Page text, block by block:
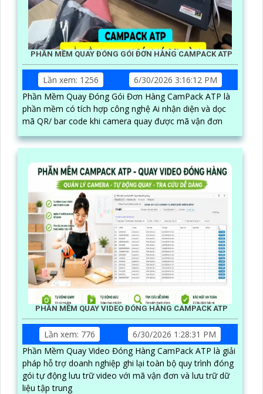
PHẦN MỀM QUAY ĐÓNG GÓI ĐƠN HÀNG CAMPACK ATP
Lần xem: 1256
6/30/2026 3:16:12 PM
Phần Mềm Quay Đóng Gói Đơn Hàng CamPack ATP là
phần mềm có tích hợp công nghệ Ai nhận diện và dọc
mã QR/ bar code khi camera quay được mã vận đơn
PHẦN MỀM QUAY VIDEO ĐÓNG HÀNG CAMPACK ATP
Lần xem: 776
6/30/2026 1:28:31 PM
Phần Mềm Quay Video Đóng Hàng CamPack ATP là giải
pháp hỗ trợ doanh nghiệp ghi lại toàn bộ quy trình đóng
gói tự động lưu trữ video với mã vận đơn và lưu trữ dữ
liệu tập trung